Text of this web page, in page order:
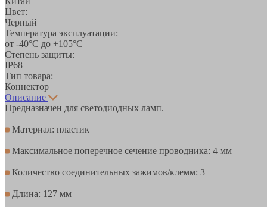
Цвет:
Черный
Температура эксплуатации:
от -40°С до +105°С
Степень защиты:
IP68
Тип товара:
Коннектор
Описание
Предназначен для светодиодных ламп.
Материал: пластик
Максимальное поперечное сечение проводника: 4 мм
Количество соединительных зажимов/клемм: 3
Длина: 127 мм